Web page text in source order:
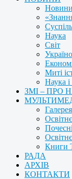
Новини
Наука
Світ
Миті
Наука і
ЗМІ – ПРО
Галерея
Книги
РАДА
АРХІВ
КОНТАКТИ